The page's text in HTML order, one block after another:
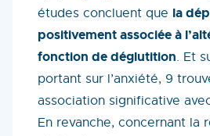
études concluent que la
positivement associée à
fonction de déglutition. Et
portant sur l’anxiété, 9
association significative
En revanche, concernant la